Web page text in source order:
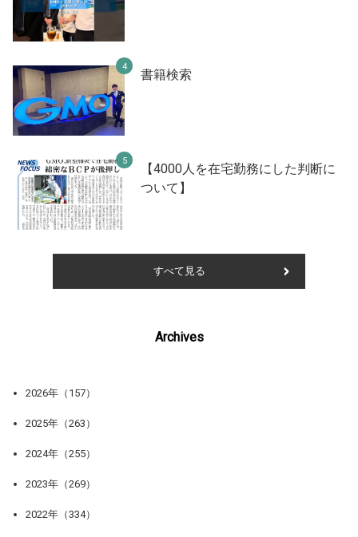
書籍検索
【4000人を在宅勤務にした判断に
ついて】
すべて見る
Archives
2026年（157）
2025年（263）
2024年（255）
2023年（269）
2022年（334）